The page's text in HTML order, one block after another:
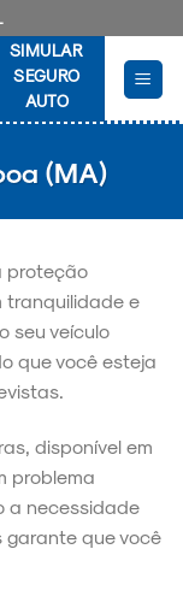
SIMULAR
SEGURO
AUTO
(MA)
proteção
tranquilidade e
seu veículo
que você esteja
disponível em
problema
a necessidade
garante que você